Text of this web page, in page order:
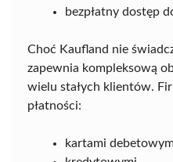
bezpłatny dostęp
Choć Kaufland nie
zapewnia kompleksową
wielu stałych klientów.
płatności:
kartami